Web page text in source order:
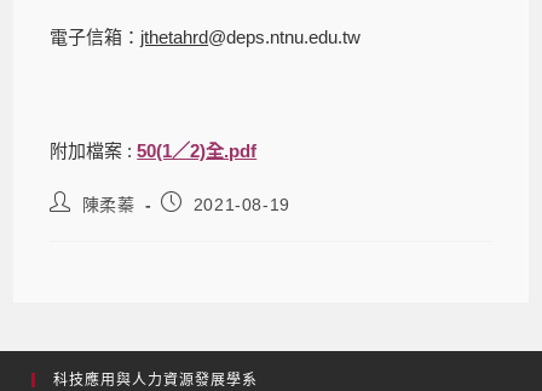
電子信箱： jthetahrd@deps.ntnu.edu.tw
附加檔案 : 50(1／2)全.pdf
陳柔蓁 2021-08-19
科技應用與人力資源發展學系